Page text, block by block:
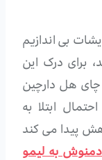
بی اندازیم
برای درک این
هل دارچین
ابتلا به
تا 50 درصد کاهش پیدا می کند
دمنوش به لیمو